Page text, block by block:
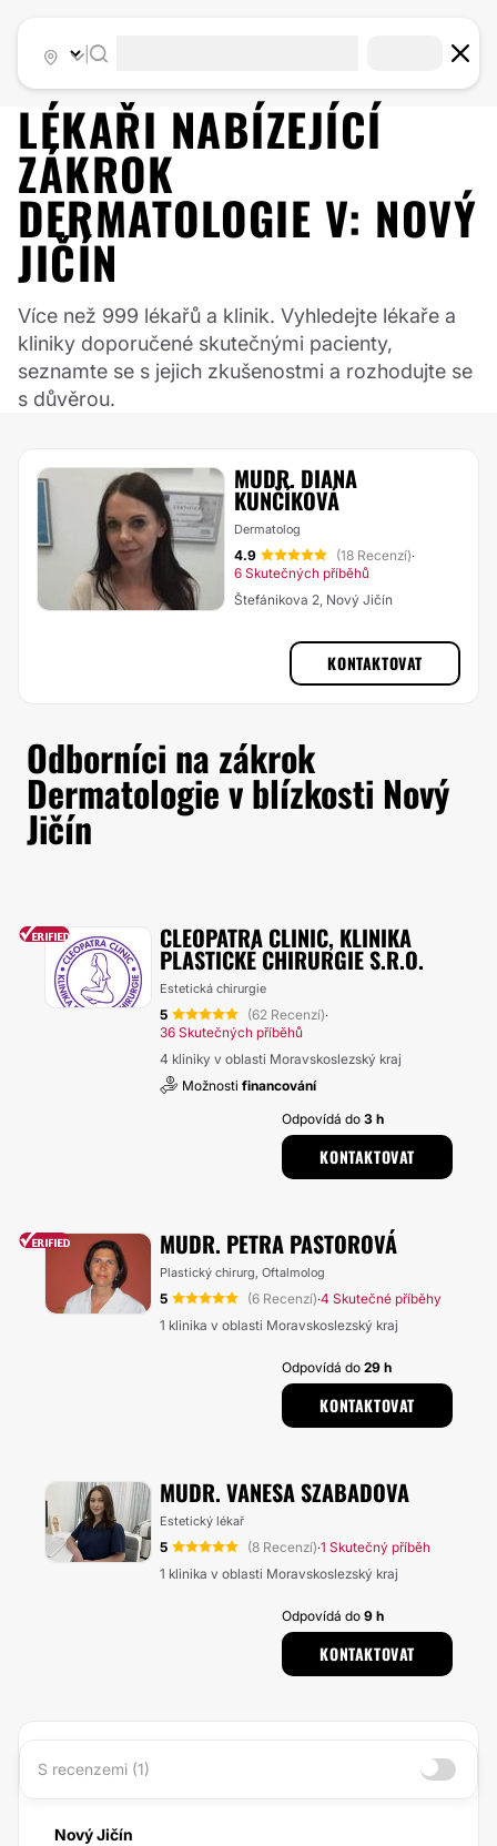
LÉKAŘI NABÍZEJÍCÍ
ZÁKROK
DERMATOLOGIE V: NOVÝ
JIČÍN
Více než 999 lékařů a klinik. Vyhledejte lékaře a
kliniky doporučené skutečnými pacienty,
seznamte se s jejich zkušenostmi a rozhodujte se
s důvěrou.
MUDR. DIANA
KUNČÍKOVÁ
Dermatolog
4.9 (18 Recenzí)·
6 Skutečných příběhů
Štefánikova 2, Nový Jičín
KONTAKTOVAT
Odborníci na zákrok
Dermatologie v blízkosti Nový
Jičín
CLEOPATRA CLINIC, KLINIKA
PLASTICKÉ CHIRURGIE S.R.O.
Estetická chirurgie
5 (62 Recenzí)·
36 Skutečných příběhů
4 kliniky v oblasti Moravskoslezský kraj
Možnosti financování
Odpovídá do3 h
KONTAKTOVAT
MUDR. PETRA PASTOROVÁ
Plastický chirurg, Oftalmolog
5 (6 Recenzí)·4 Skutečné příběhy
1 klinika v oblasti Moravskoslezský kraj
Odpovídá do29 h
KONTAKTOVAT
MUDR. VANESA SZABADOVA
Estetický lékař
5 (8 Recenzí)·1 Skutečný příběh
1 klinika v oblasti Moravskoslezský kraj
Odpovídá do9 h
KONTAKTOVAT
S recenzemi (1)
Nový Jičín